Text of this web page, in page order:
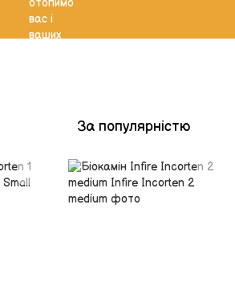
За популярністю